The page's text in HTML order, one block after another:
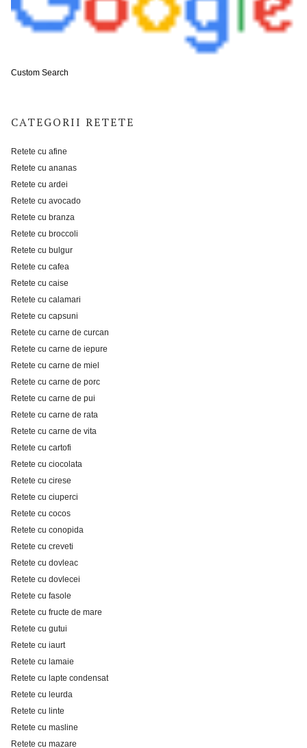
Custom Search
CATEGORII RETETE
Retete cu afine
Retete cu ananas
Retete cu ardei
Retete cu avocado
Retete cu branza
Retete cu broccoli
Retete cu bulgur
Retete cu cafea
Retete cu caise
Retete cu calamari
Retete cu capsuni
Retete cu carne de curcan
Retete cu carne de iepure
Retete cu carne de miel
Retete cu carne de porc
Retete cu carne de pui
Retete cu carne de rata
Retete cu carne de vita
Retete cu cartofi
Retete cu ciocolata
Retete cu cirese
Retete cu ciuperci
Retete cu cocos
Retete cu conopida
Retete cu creveti
Retete cu dovleac
Retete cu dovlecei
Retete cu fasole
Retete cu fructe de mare
Retete cu gutui
Retete cu iaurt
Retete cu lamaie
Retete cu lapte condensat
Retete cu leurda
Retete cu linte
Retete cu masline
Retete cu mazare